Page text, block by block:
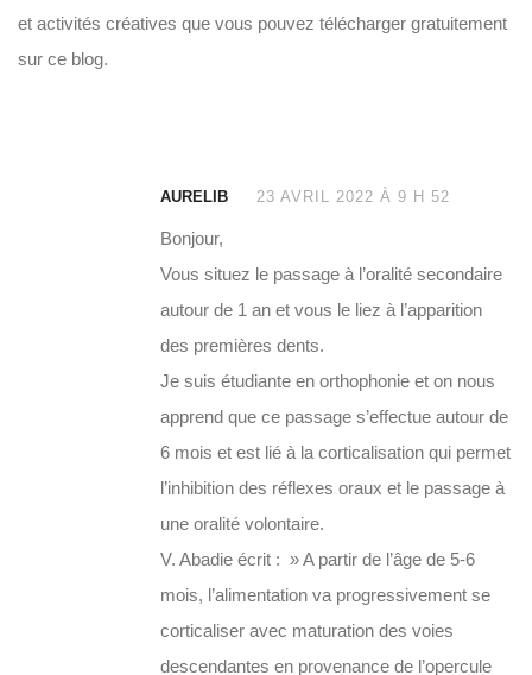
et activités créatives que vous pouvez télécharger gratuitement
sur ce blog.
AURELIB 23 AVRIL 2022 À 9 H 52
Bonjour,
Vous situez le passage à l’oralité secondaire
autour de 1 an et vous le liez à l’apparition
des premières dents.
Je suis étudiante en orthophonie et on nous
apprend que ce passage s’effectue autour de
6 mois et est lié à la corticalisation qui permet
l’inhibition des réflexes oraux et le passage à
une oralité volontaire.
V. Abadie écrit : » A partir de l’âge de 5-6
mois, l’alimentation va progressivement se
corticaliser avec maturation des voies
descendantes en provenance de l’opercule